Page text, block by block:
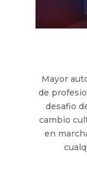
Mayor
de
desafio
cambio
en